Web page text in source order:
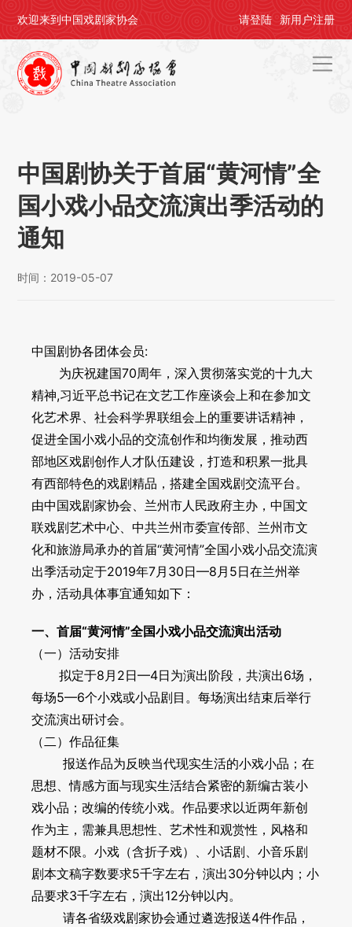
欢迎来到中国戏剧家协会 请登陆 新用户注册
首页
剧协公告
戏剧活动
会员中心
对外交流
刊物出版
青年工作者之友
意见建议
中国剧协关于首届“黄河情”全
国小戏小品交流演出季活动的
通知
时间：2019-05-07
中国剧协各团体会员:
为庆祝建国70周年，深入贯彻落实党的十九大
精神,习近平总书记在文艺工作座谈会上和在参加文
化艺术界、社会科学界联组会上的重要讲话精神，
促进全国小戏小品的交流创作和均衡发展，推动西
部地区戏剧创作人才队伍建设，打造和积累一批具
有西部特色的戏剧精品，搭建全国戏剧交流平台。
由中国戏剧家协会、兰州市人民政府主办，中国文
联戏剧艺术中心、中共兰州市委宣传部、兰州市文
化和旅游局承办的首届“黄河情”全国小戏小品交流演
出季活动定于2019年7月30日—8月5日在兰州举
办，活动具体事宜通知如下：
一、首届“黄河情”全国小戏小品交流演出活动
（一）活动安排
拟定于8月2日—4日为演出阶段，共演出6场，
每场5—6个小戏或小品剧目。每场演出结束后举行
交流演出研讨会。
（二）作品征集
报送作品为反映当代现实生活的小戏小品；在
思想、情感方面与现实生活结合紧密的新编古装小
戏小品；改编的传统小戏。作品要求以近两年新创
作为主，需兼具思想性、艺术性和观赏性，风格和
题材不限。小戏（含折子戏）、小话剧、小音乐剧
剧本文稿字数要求5千字左右，演出30分钟以内；小
品要求3千字左右，演出12分钟以内。
请各省级戏剧家协会通过遴选报送4件作品，